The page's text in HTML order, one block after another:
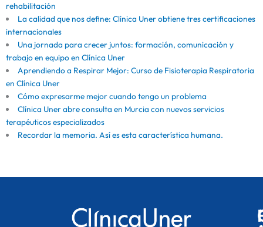
rehabilitación
La calidad que nos define: Clínica Uner obtiene tres certificaciones
internacionales
Una jornada para crecer juntos: formación, comunicación y
trabajo en equipo en Clínica Uner
Aprendiendo a Respirar Mejor: Curso de Fisioterapia Respiratoria
en Clínica Uner
Cómo expresarme mejor cuando tengo un problema
Clínica Uner abre consulta en Murcia con nuevos servicios
terapéuticos especializados
Recordar la memoria. Así es esta característica humana.